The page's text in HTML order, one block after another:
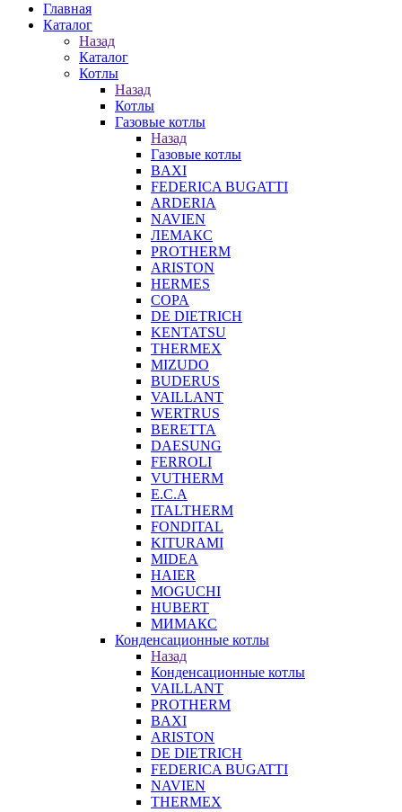
Главная
Каталог
Назад
Каталог
Котлы
Назад
Котлы
Газовые котлы
Назад
Газовые котлы
BAXI
FEDERICA BUGATTI
ARDERIA
NAVIEN
ЛЕМАКС
PROTHERM
ARISTON
HERMES
COPA
DE DIETRICH
KENTATSU
THERMEX
MIZUDO
BUDERUS
VAILLANT
WERTRUS
BERETTA
DAESUNG
FERROLI
VUTHERM
E.C.A
ITALTHERM
FONDITAL
KITURAMI
MIDEA
HAIER
MOGUCHI
HUBERT
МИМАКС
Конденсационные котлы
Назад
Конденсационные котлы
VAILLANT
PROTHERM
BAXI
ARISTON
DE DIETRICH
FEDERICA BUGATTI
NAVIEN
THERMEX